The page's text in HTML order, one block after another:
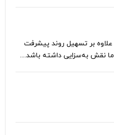
بر تسهیل روند پیشرفت
ما نقش به‌سزایی داشته باشد....